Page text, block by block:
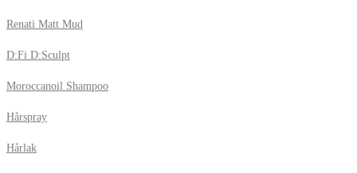
Renati Matt Mud
D:Fi D:Sculpt
Moroccanoil Shampoo
Hårspray
Hårlak